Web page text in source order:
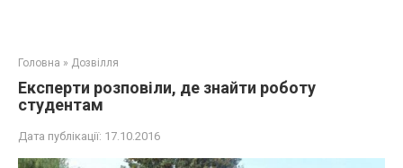
Головна » Дозвілля
Експерти розповіли, де знайти роботу
студентам
Дата публікації: 17.10.2016